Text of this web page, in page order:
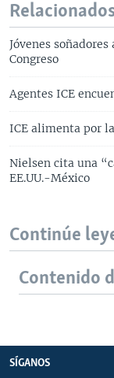
Jóvenes
Congreso
Agentes ICE
ICE alimenta por
Nielsen cita una
EE.UU.-México
Continúe
Contenido
SÍGANOS